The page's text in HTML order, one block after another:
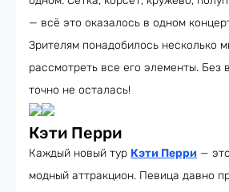
— всё это оказалось в одном
Зрителям понадобилось несколько
рассмотреть все его элементы. Без
точно не осталась!
Кэти Перри
Каждый новый тур Кэти Перри —
модный аттракцион. Певица давно